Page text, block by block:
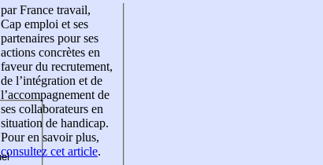
par France travail,
Cap emploi et ses
partenaires pour ses
actions concrètes en
faveur du recrutement,
de l’intégration et de
l’accompagnement de
ses collaborateurs en
situation de handicap.
Pour en savoir plus,
consultez cet article.